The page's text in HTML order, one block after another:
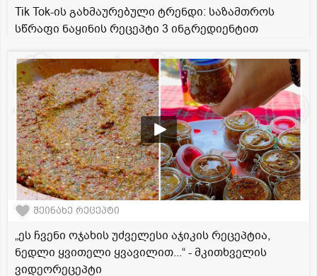
Tik Tok-ის გახმაურებული ტრენდი: საზამთროს
სწრაფი ნაყინის რეცეპტი 3 ინგრედიენტით
შეინახე რეცეპტი
„ეს ჩვენი ოჯახის უძველესი აჯიკის რეცეპტია,
ნედლი ყვითელი ყვავილით...“ - მკითხველის
ვიდეორეცეპტი